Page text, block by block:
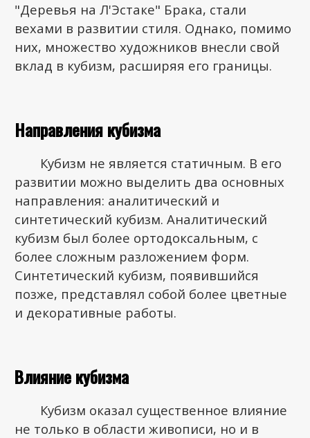
"Деревья на Л'Эстаке" Брака, стали
вехами в развитии стиля. Однако, помимо
них, множество художников внесли свой
вклад в кубизм, расширяя его границы.
Направления кубизма
Кубизм не является статичным. В его
развитии можно выделить два основных
направления: аналитический и
синтетический кубизм. Аналитический
кубизм был более ортодоксальным, с
более сложным разложением форм.
Синтетический кубизм, появившийся
позже, представлял собой более цветные
и декоративные работы.
Влияние кубизма
Кубизм оказал существенное влияние
не только в области живописи, но и в